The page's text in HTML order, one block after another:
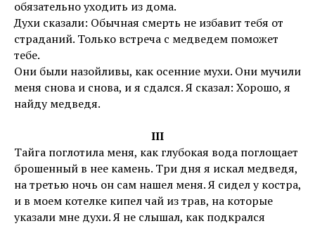
обязательно уходить из дома.
Духи сказали: Обычная смерть не избавит тебя от
страданий. Только встреча с медведем поможет
тебе.
Они были назойливы, как осенние мухи. Они мучили
меня снова и снова, и я сдался. Я сказал: Хорошо, я
найду медведя.
III
Тайга поглотила меня, как глубокая вода поглощает
брошенный в нее камень. Три дня я искал медведя,
на третью ночь он сам нашел меня. Я сидел у костра,
и в моем котелке кипел чай из трав, на которые
указали мне духи. Я не слышал, как подкрался